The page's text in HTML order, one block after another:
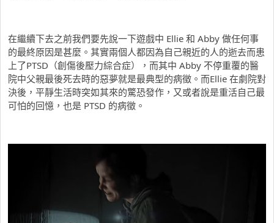
在繼續下去之前我們要先說一下遊戲中 Ellie 和 Abby 做任何事
的最終原因是甚麼。其實兩個人都因為自己親近的人的逝去而患
上了PTSD（創傷後壓力綜合症），而其中 Abby 不停重覆的醫
院中父親最後死去時的惡夢就是最典型的病徵。而Ellie 在劇院對
決後，平靜生活時突如其來的驚恐發作，又或者說是重活自己最
可怕的回憶，也是 PTSD 的病徵。